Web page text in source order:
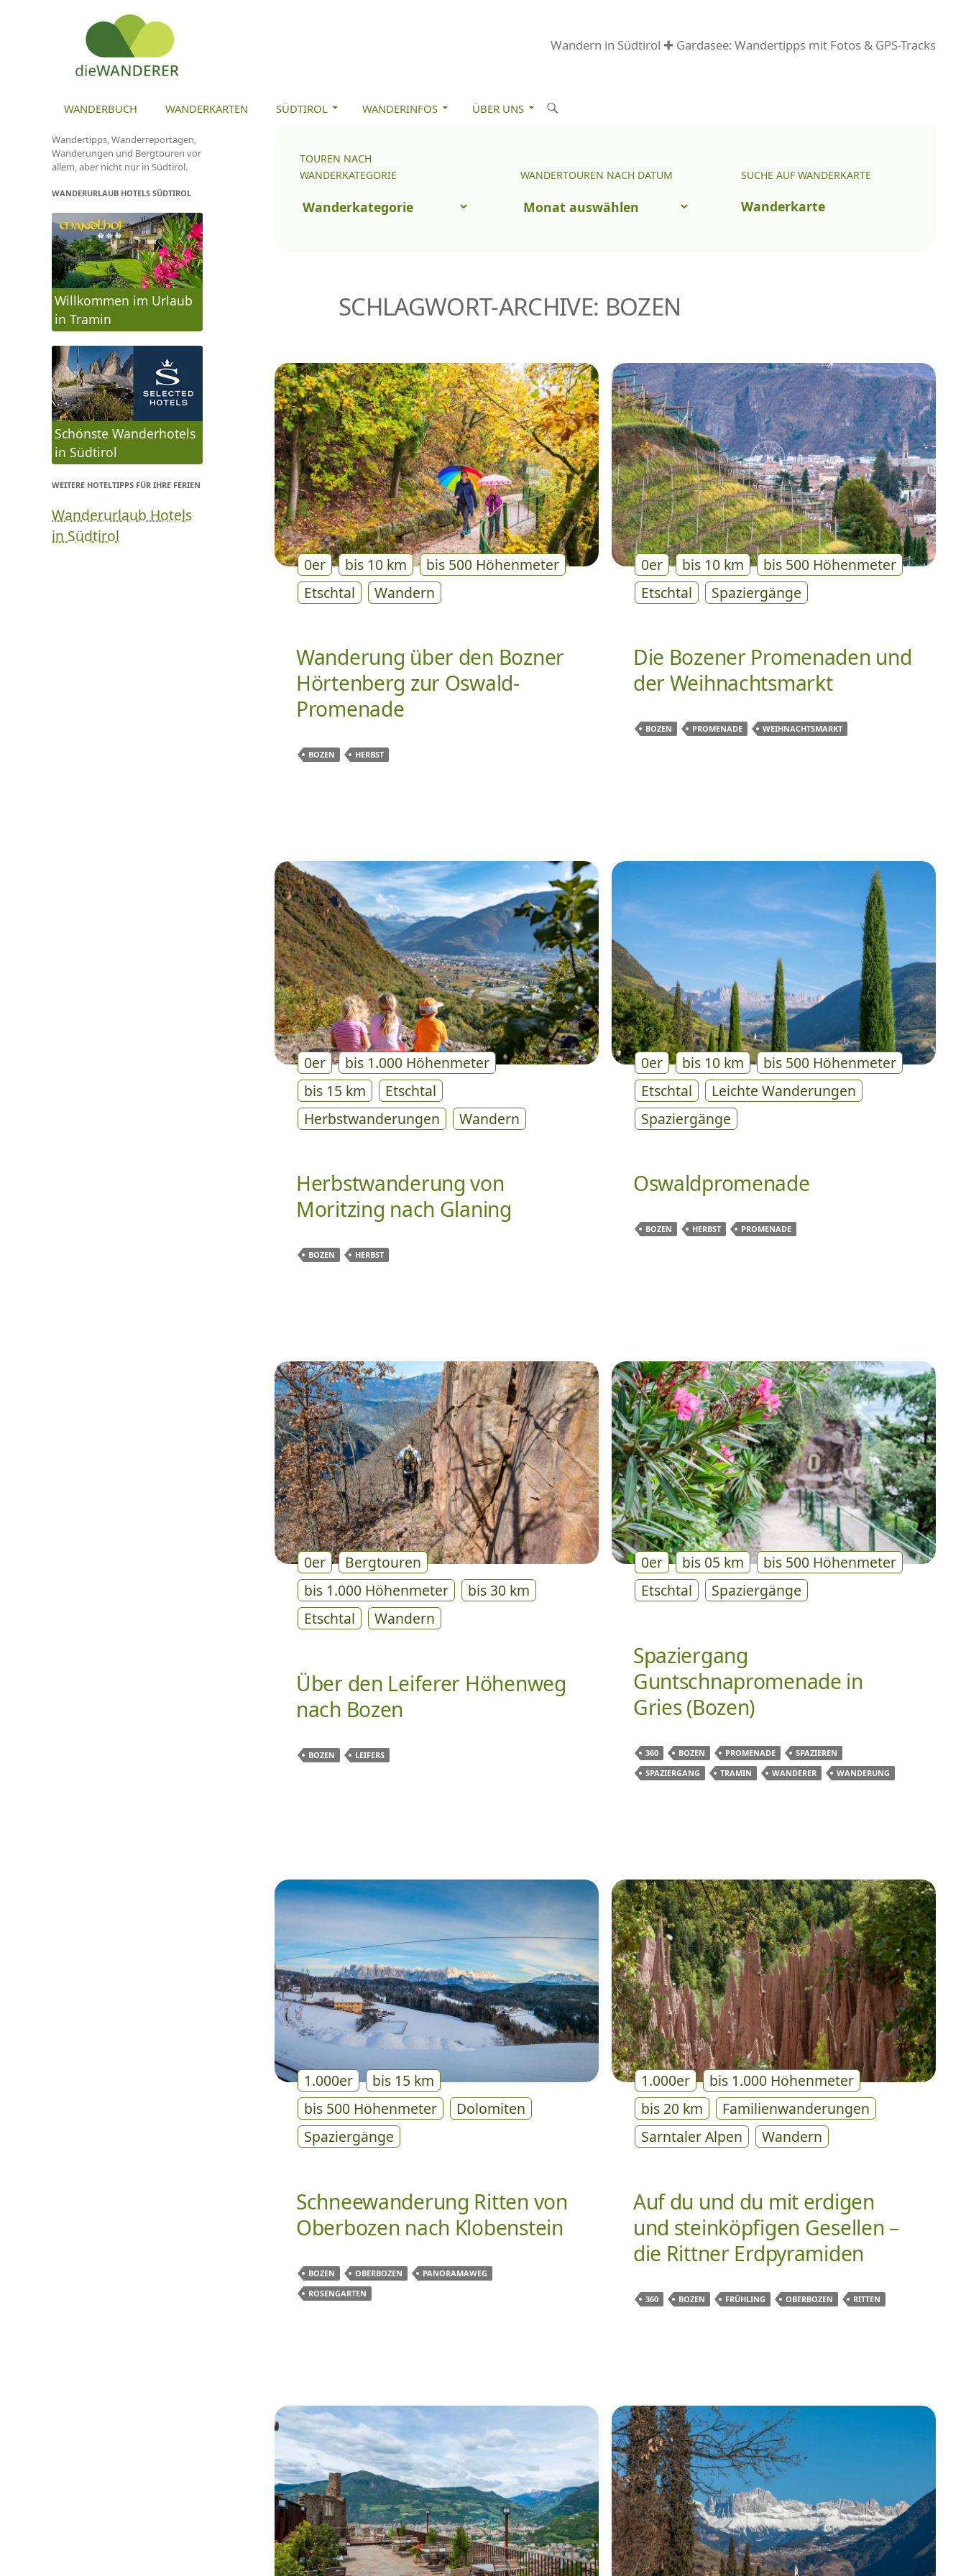
Wandern in Südtirol ✚ Gardasee: Wandertipps mit Fotos & GPS-Tracks
S
h
n
WANDERBUCH WANDERKARTEN SÜDTIROL WANDERINFOS ÜBER UNS
TOUREN NACH
WANDERKATEGORIE
Touren
WANDERTOUREN NACH DATUM
nach
Datum
SUCHE AUF WANDERKARTE
Wanderkarte
SCHLAGWORT-ARCHIVE: BOZEN
0er bis 10 km
bis 500 Höhenmeter
Etschtal
Wandern
Wanderung über den Bozner
Hörtenberg zur Oswald-
Promenade
BOZEN HERBST
0er bis 10 km
bis 500 Höhenmeter
Etschtal
Spaziergänge
Die Bozener Promenaden und
der Weihnachtsmarkt
BOZEN PROMENADE WEIHNACHTSMARKT
0er
bis 1.000 Höhenmeter
bis 15 km
Etschtal
Herbstwanderungen
Wandern
Herbstwanderung von
Moritzing nach Glaning
BOZEN HERBST
0er bis 10 km
bis 500 Höhenmeter
Etschtal
Leichte Wanderungen
Spaziergänge
Oswaldpromenade
BOZEN HERBST PROMENADE
0er
Bergtouren
bis 1.000 Höhenmeter
bis 30 km
Etschtal
Wandern
Über den Leiferer Höhenweg
nach Bozen
BOZEN LEIFERS
0er bis 05 km
bis 500 Höhenmeter
Etschtal
Spaziergänge
Spaziergang
Guntschnapromenade in
Gries (Bozen)
360 BOZEN PROMENADE
SPAZIEREN
SPAZIERGANG
TRAMIN WANDERER WANDERUNG
1.000er
bis 15 km
bis 500 Höhenmeter
Dolomiten
Spaziergänge
Schneewanderung Ritten von
Oberbozen nach Klobenstein
BOZEN OBERBOZEN
PANORAMAWEG
ROSENGARTEN
1.000er
bis 1.000 Höhenmeter
bis 20 km
Familienwanderungen
Sarntaler Alpen
Wandern
Auf du und du mit erdigen
und steinköpfigen Gesellen –
die Rittner Erdpyramiden
360 BOZEN FRÜHLING OBERBOZEN RITTEN
Wandertipps, Wanderreportagen,
Wanderungen und Bergtouren vor
allem, aber nicht nur in Südtirol.
WANDERURLAUB HOTELS SÜDTIROL
Willkommen im Urlaub
in Tramin
Schönste Wanderhotels
in Südtirol
WEITERE HOTELTIPPS FÜR IHRE FERIEN
Wanderurlaub Hotels
in Südtirol